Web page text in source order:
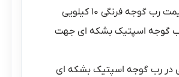
رب گوجه فرنگی ۱۰ کیلویی
گوجه اسپتیک بشکه ای جهت
دررب گوجه اسپتیک بشکه ای